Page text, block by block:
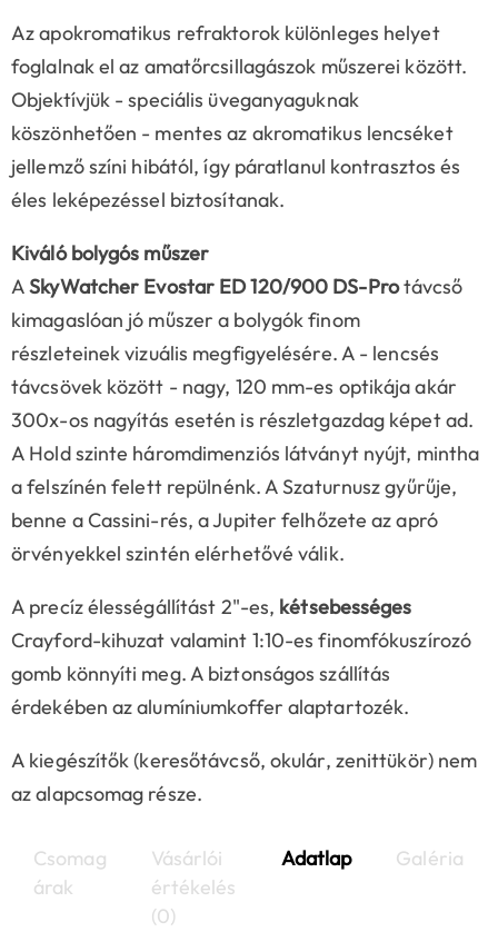
Az apokromatikus refraktorok különleges helyet
foglalnak el az amatőrcsillagászok műszerei között.
Objektívjük - speciális üveganyaguknak
köszönhetően - mentes az akromatikus lencséket
jellemző színi hibától, így páratlanul kontrasztos és
éles leképezéssel biztosítanak.
Kiváló bolygós műszer
ASkyWatcher Evostar ED 120/900 DS-Protávcső
kimagaslóan jó műszer a bolygók finom
részleteinek vizuális megfigyelésére. A - lencsés
távcsövek között - nagy, 120 mm-es optikája akár
300x-os nagyítás esetén is részletgazdag képet ad.
A Hold szinte háromdimenziós látványt nyújt, mintha
a felszínén felett repülnénk. A Szaturnusz gyűrűje,
benne a Cassini-rés, a Jupiter felhőzete az apró
örvényekkel szintén elérhetővé válik.
A precíz élességállítást 2"-es, kétsebességes
Crayford-kihuzat valamint 1:10-es finomfókuszírozó
gomb könnyíti meg. A biztonságos szállítás
érdekében az alumíniumkoffer alaptartozék.
A kiegészítők (keresőtávcső, okulár, zenittükör) nem
az alapcsomag része.
Csomag
árak
Vásárlói
értékelés
(0)
Adatlap Galéria